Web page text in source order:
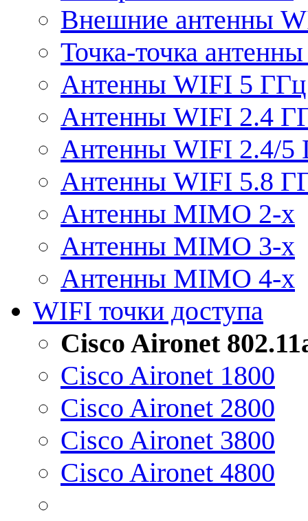
Внешние антенны
Точка-точка
Антенны WIFI 5 ГГц
Антенны WIFI 2.4
Антенны WIFI 2.4/5
Антенны WIFI 5.8
Антенны MIMO 2-x
Антенны MIMO 3-x
Антенны MIMO 4-x
WIFI точки доступа
Cisco Aironet
Cisco Aironet 1800
Cisco Aironet 2800
Cisco Aironet 3800
Cisco Aironet 4800